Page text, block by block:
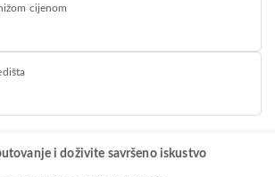
cijenom
i doživite savršeno iskustvo